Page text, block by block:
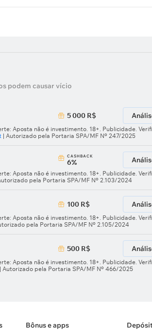
podem causar vício
5 000 R$
Aposta não é investimento. 18+. Publicidade.
| Autorizado pela Portaria SPA/MF Nº 247/2025
СASHBACK
6%
Aposta não é investimento. 18+. Publicidade.
pela Portaria SPA/MF Nº 2.103/2024
100 R$
Aposta não é investimento. 18+. Publicidade.
pela Portaria SPA/MF Nº 2.105/2024
500 R$
Aposta não é investimento. 18+. Publicidade.
| Autorizado pela Portaria SPA/MF Nº 466/2025
Bônus e apps